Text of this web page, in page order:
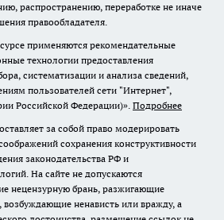
распространению, переработке не иначе
правообладателя.
применяются рекомендательные
технологии предоставления
систематизации и анализа сведений,
пользователей сети "Интернет",
Российской Федерации)». Подробнее
за собой право модерировать
сохранения конструктивности
законодательства РФ и
На сайте не допускаются
нецензурную брань, разжигающие
ненависть или вражду, а